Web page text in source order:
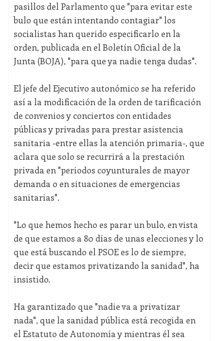
pasillos del Parlamento que "para evitar este
bulo que están intentando contagiar" los
socialistas han querido especificarlo en la
orden, publicada en el Boletín Oficial de la
Junta (BOJA), "para que ya nadie tenga dudas".
El jefe del Ejecutivo autonómico se ha referido
así a la modificación de la orden de tarificación
de convenios y conciertos con entidades
públicas y privadas para prestar asistencia
sanitaria -entre ellas la atención primaria-, que
aclara que solo se recurrirá a la prestación
privada en "periodos coyunturales de mayor
demanda o en situaciones de emergencias
sanitarias".
"Lo que hemos hecho es parar un bulo, en vista
de que estamos a 80 días de unas elecciones y lo
que está buscando el PSOE es lo de siempre,
decir que estamos privatizando la sanidad", ha
insistido.
Ha garantizado que "nadie va a privatizar
nada", que la sanidad pública está recogida en
el Estatuto de Autonomía y mientras él sea